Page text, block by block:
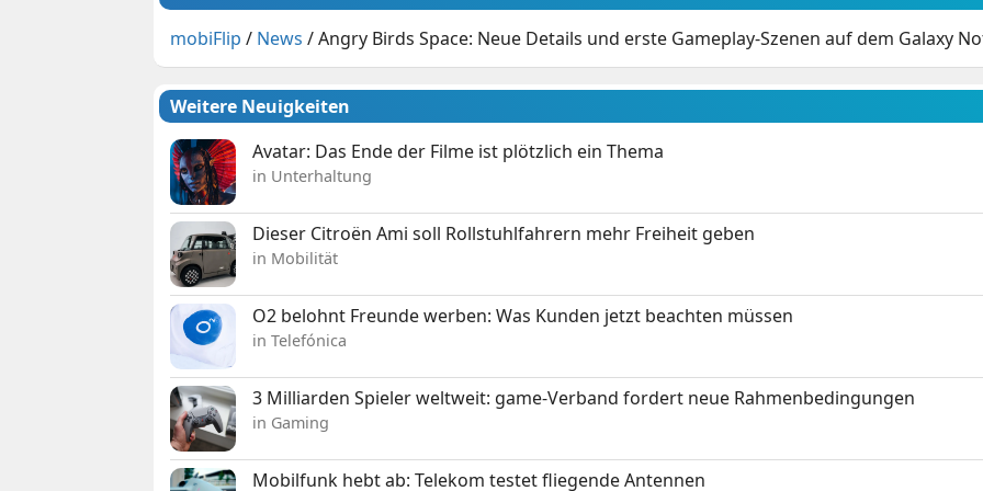
mobiFlip / News /Angry Birds Space: Neue Details und erste Gameplay-Szenen auf dem Galaxy
Weitere Neuigkeiten
Avatar: Das Ende der Filme ist plötzlich ein Thema
in Unterhaltung
Dieser Citroën Ami soll Rollstuhlfahrern mehr Freiheit geben
in Mobilität
O2 belohnt Freunde werben: Was Kunden jetzt beachten müssen
in Telefónica
3 Milliarden Spieler weltweit: game-Verband fordert neue Rahmenbedingungen
in Gaming
Mobilfunk hebt ab: Telekom testet fliegende Antennen